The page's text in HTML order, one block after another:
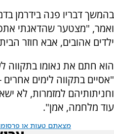
בהמשך דבריו פנה בידרמן
ואמר, "מצטער שהדאגתי
ילדים אהובים, אבא חוזר
הוא חתם את נאומו בתקווה
"אסיים בתקווה לימים
וחניתותיהם למזמרות, לא ישא
עוד מלחמה, אמן".
מצאתם טעות או